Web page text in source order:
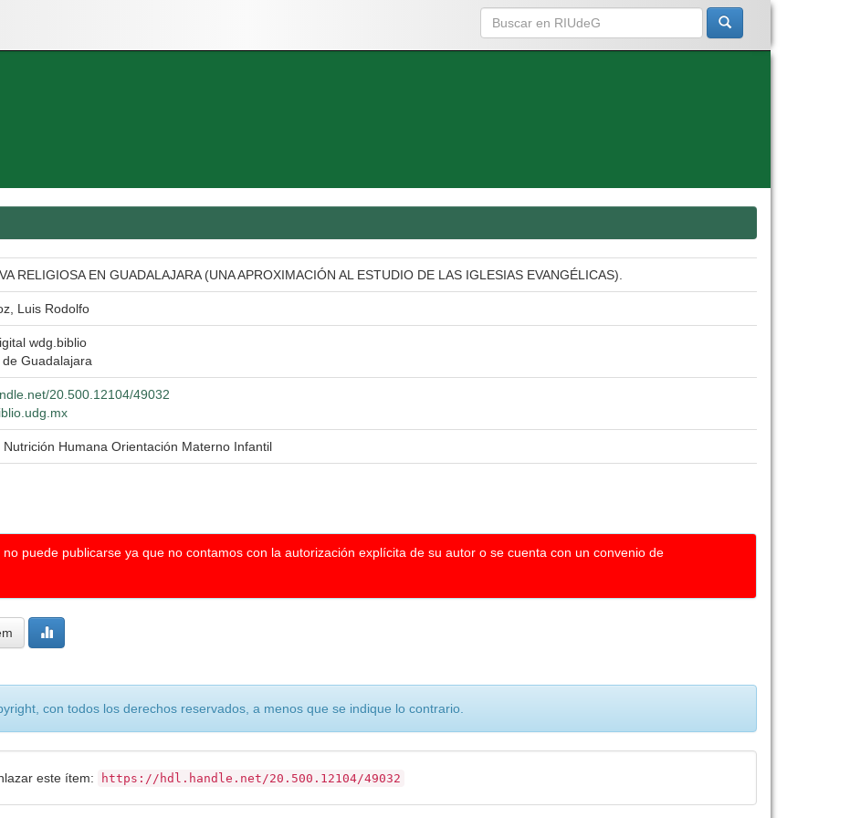
RELIGIOSA EN GUADALAJARA (UNA APROXIMACIÓN AL ESTUDIO DE LAS IGLESIAS EVANGÉLICAS).
Luis Rodolfo
wdg.biblio
Guadalajara
20.500.12104/49032
Humana Orientación Materno Infantil
puede publicarse ya que no contamos con la autorización explícita de su autor o se cuenta con un convenio de
con todos los derechos reservados, a menos que se indique lo contrario.
este ítem: https://hdl.handle.net/20.500.12104/49032